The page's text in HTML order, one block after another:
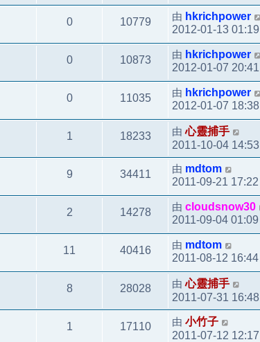
0 10779 由 hkrichpower
2012-01-13 01:19
0 10873 由 hkrichpower
2012-01-07 20:41
0 11035 由 hkrichpower
2012-01-07 18:38
1 18233 由心靈捕手
2011-10-04 14:53
9 34411 由 mdtom
2011-09-21 17:22
2 14278 由 cloudsnow30
2011-09-04 01:09
11 40416 由 mdtom
2011-08-12 16:44
8 28028 由心靈捕手
2011-07-31 16:48
1 17110 由 小竹子
2011-07-12 12:17